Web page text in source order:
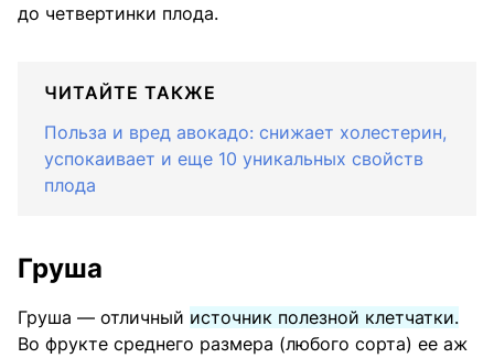
до четвертинки плода.
ЧИТАЙТЕ ТАКЖЕ
Польза и вред авокадо: снижает холестерин,
успокаивает и еще 10 уникальных свойств
плода
Груша
Груша — отличный источник полезной клетчатки.
Во фрукте среднего размера (любого сорта) ее аж